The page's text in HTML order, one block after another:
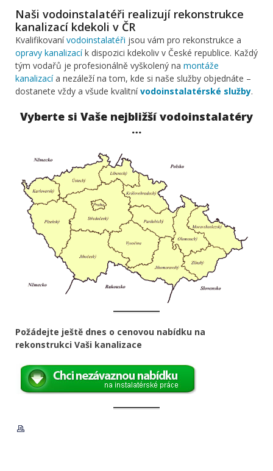
Naši vodoinstalatéři realizují rekonstrukce
kanalizací kdekoli v ČR
Kvalifikovanívodoinstalatéři jsou vám pro rekonstrukce a
opravy kanalizacík dispozici kdekoliv v České republice. Každý
tým vodařů je profesionálně vyškolený na montáže
kanalizacía nezáleží na tom, kde si naše služby objednáte –
dostanete vždy a všude kvalitnívodoinstalatérské služby.
Vyberte si Vaše nejbližší vodoinstalatéry
…
Požádejte ještě dnes o cenovou nabídku na
rekonstrukci Vaši kanalizace